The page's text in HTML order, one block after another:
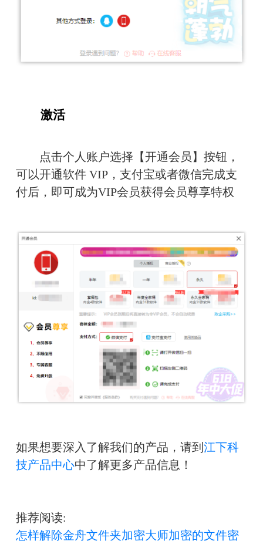
激活
点击个人账户选择【开通会员】按钮，
可以开通软件 VIP，支付宝或者微信完成支
付后，即可成为VIP会员获得会员尊享特权
如果想要深入了解我们的产品，请到 江下科
技产品中心中了解更多产品信息！
推荐阅读:
怎样解除金舟文件夹加密大师加密的文件密